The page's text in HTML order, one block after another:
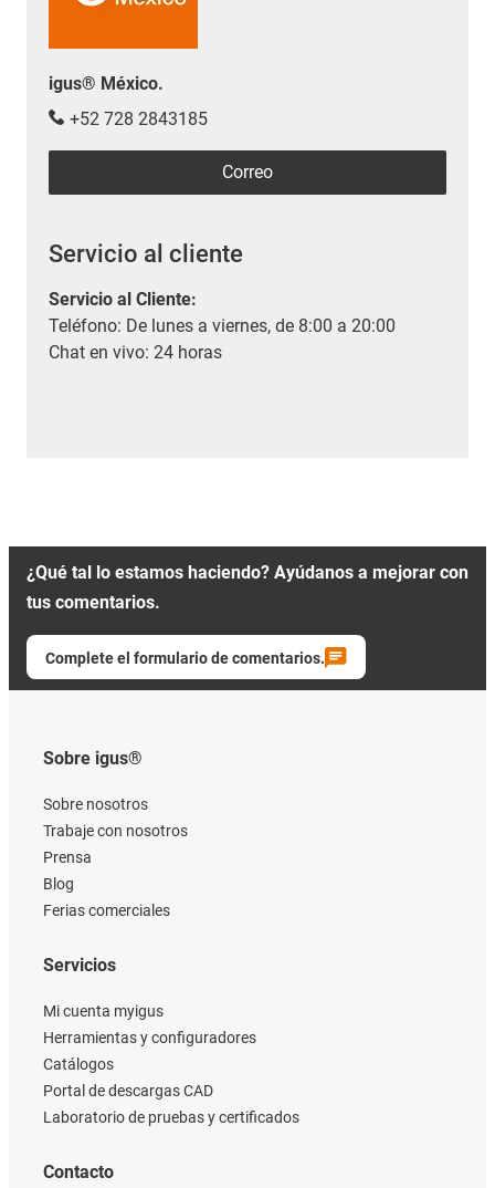
igus® México.
+52 728 2843185
Correo
Servicio al cliente
Servicio al Cliente:
Teléfono: De lunes a viernes, de 8:00 a 20:00
Chat en vivo: 24 horas
¿Qué tal lo estamos haciendo? Ayúdanos a mejorar con
tus comentarios.
Complete el formulario de comentarios.
Sobre igus®
Sobre nosotros
Trabaje con nosotros
Prensa
Blog
Ferias comerciales
Servicios
Mi cuenta myigus
Herramientas y configuradores
Catálogos
Portal de descargas CAD
Laboratorio de pruebas y certificados
Contacto